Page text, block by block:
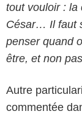
tout vouloir : la
César… Il faut
penser quand
être, et non
Autre
commentée